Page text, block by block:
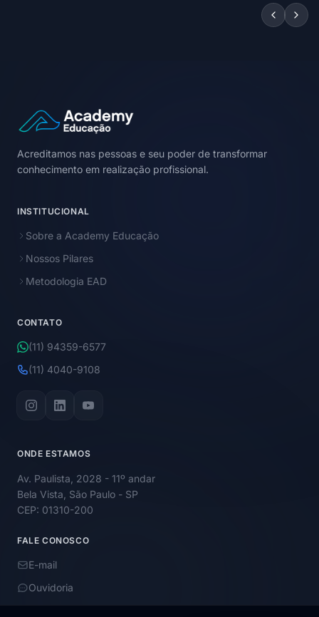
Acreditamos nas pessoas e seu poder de transformar
conhecimento em realização profissional.
INSTITUCIONAL
Sobre a Academy Educação
Nossos Pilares
Metodologia EAD
CONTATO
(11) 94359-6577
(11) 4040-9108
ONDE ESTAMOS
Av. Paulista, 2028 - 11º andar
Bela Vista, São Paulo - SP
CEP: 01310-200
FALE CONOSCO
E-mail
Ouvidoria